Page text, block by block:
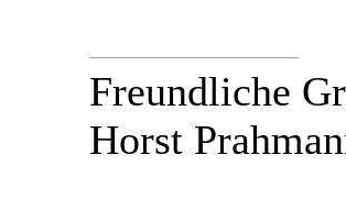
Freundliche
Horst